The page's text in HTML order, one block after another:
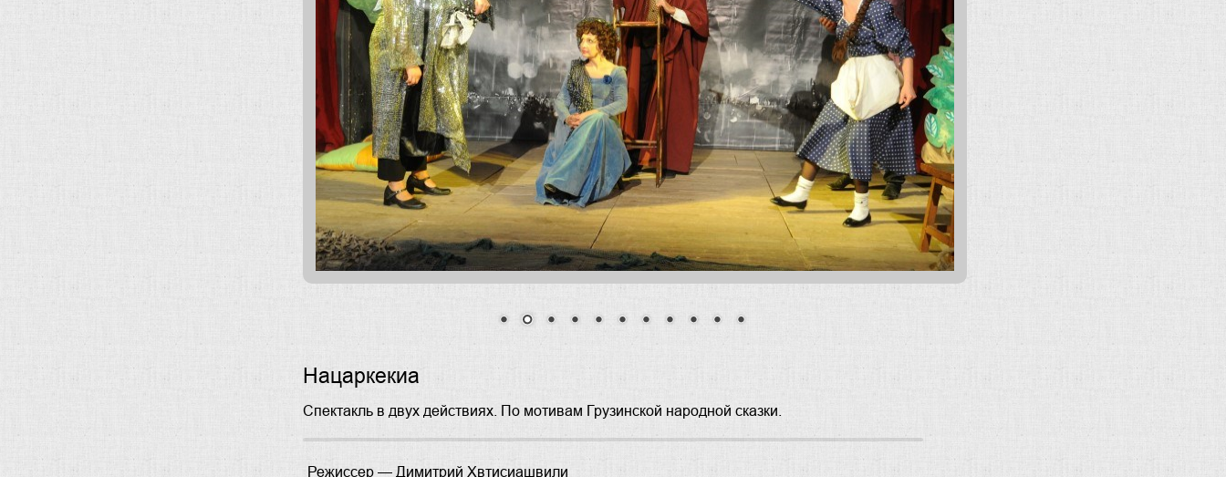
Нацаркекиа
Спектакль в двух действиях. По мотивам Грузинской народной сказки.
Режиссер — Димитрий Хвтисиашвили